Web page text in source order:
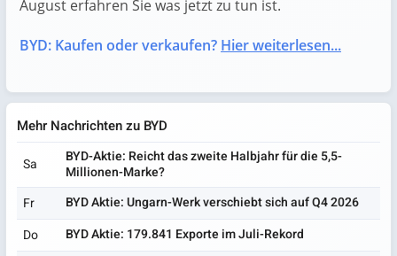
August erfahren Sie was jetzt zu tun ist.
BYD: Kaufen oder verkaufen? Hier weiterlesen...
Mehr Nachrichten zu BYD
Sa
BYD-Aktie: Reicht das zweite Halbjahr für die 5,5-
Millionen-Marke?
Fr
BYD Aktie: Ungarn-Werk verschiebt sich auf Q4 2026
Do
BYD Aktie: 179.841 Exporte im Juli-Rekord